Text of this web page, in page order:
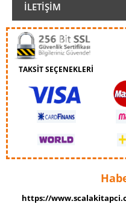
İLETIŞIM
TAKSİT SEÇENEKLERİ
https://